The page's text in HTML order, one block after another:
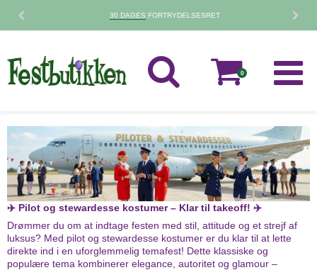
30 DAGES FORTRYDELSESRET
0
✈️ Pilot og stewardesse kostumer – Klar til takeoff! ✈️
Drømmer du om at indtage festen med stil, attitude og et strejf af
luksus? Med pilot og stewardesse kostumer er du klar til at lette
direkte ind i en uforglemmelig temafest! Dette klassiske og
populære tema kombinerer elegance, autoritet og glamour –